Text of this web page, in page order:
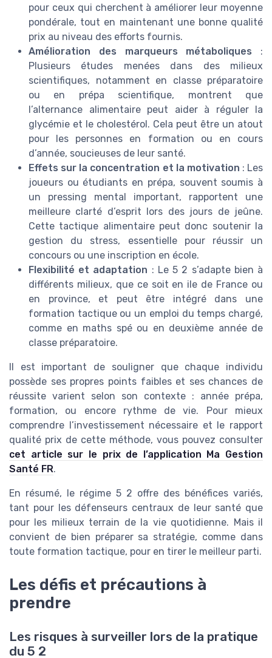
pour ceux qui cherchent à améliorer leur moyenne
pondérale, tout en maintenant une bonne qualité
prix au niveau des efforts fournis.
Amélioration des marqueurs métaboliques :
Plusieurs études menées dans des milieux
scientifiques, notamment en classe préparatoire
ou en prépa scientifique, montrent que
l’alternance alimentaire peut aider à réguler la
glycémie et le cholestérol. Cela peut être un atout
pour les personnes en formation ou en cours
d’année, soucieuses de leur santé.
Effets sur la concentration et la motivation : Les
joueurs ou étudiants en prépa, souvent soumis à
un pressing mental important, rapportent une
meilleure clarté d’esprit lors des jours de jeûne.
Cette tactique alimentaire peut donc soutenir la
gestion du stress, essentielle pour réussir un
concours ou une inscription en école.
Flexibilité et adaptation : Le 5 2 s’adapte bien à
différents milieux, que ce soit en ile de France ou
en province, et peut être intégré dans une
formation tactique ou un emploi du temps chargé,
comme en maths spé ou en deuxième année de
classe préparatoire.
Il est important de souligner que chaque individu
possède ses propres points faibles et ses chances de
réussite varient selon son contexte : année prépa,
formation, ou encore rythme de vie. Pour mieux
comprendre l’investissement nécessaire et le rapport
qualité prix de cette méthode, vous pouvez consulter
cet article sur le prix de l’application Ma Gestion
Santé FR.
En résumé, le régime 5 2 offre des bénéfices variés,
tant pour les défenseurs centraux de leur santé que
pour les milieux terrain de la vie quotidienne. Mais il
convient de bien préparer sa stratégie, comme dans
toute formation tactique, pour en tirer le meilleur parti.
Les défis et précautions à
prendre
Les risques à surveiller lors de la pratique
du 5 2